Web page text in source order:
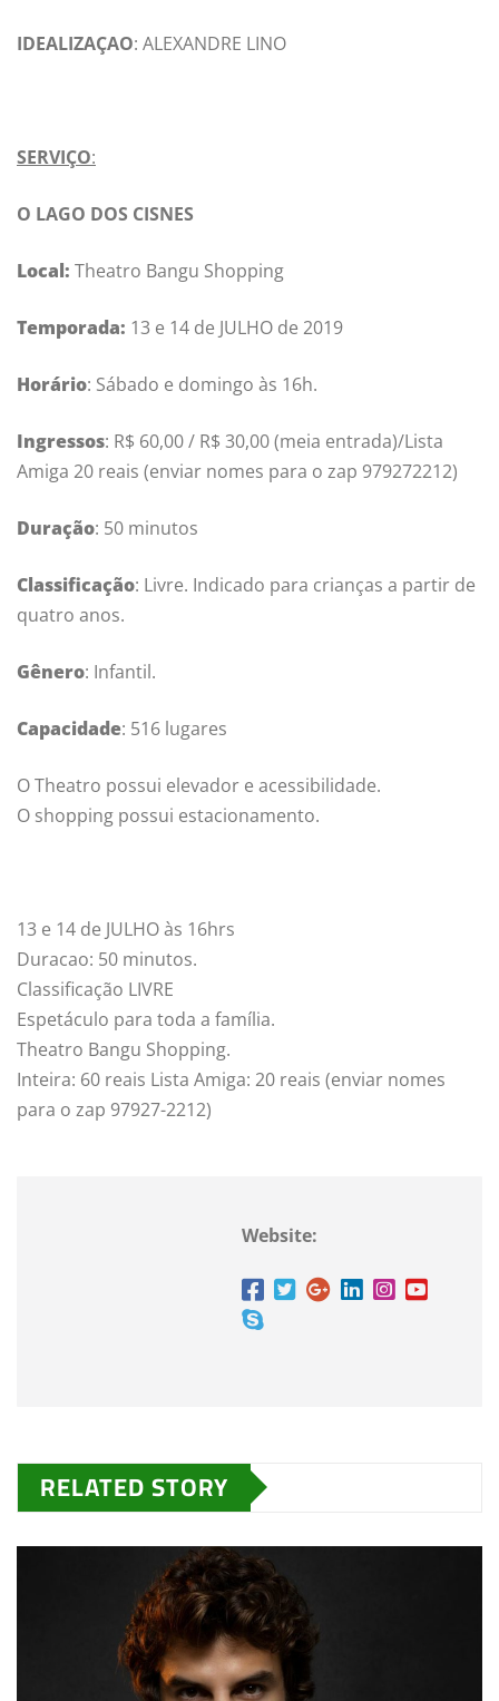
IDEALIZAÇAO: ALEXANDRE LINO
SERVIÇO:
O LAGO DOS CISNES
Local: Theatro Bangu Shopping
Temporada: 13 e 14 de JULHO de 2019
Horário: Sábado e domingo às 16h.
Ingressos: R$ 60,00 / R$ 30,00 (meia entrada)/Lista
Amiga 20 reais (enviar nomes para o zap 979272212)
Duração: 50 minutos
Classificação: Livre. Indicado para crianças a partir de
quatro anos.
Gênero: Infantil.
Capacidade: 516 lugares
O Theatro possui elevador e acessibilidade.
O shopping possui estacionamento.
13 e 14 de JULHO às 16hrs
Duracao: 50 minutos.
Classificação LIVRE
Espetáculo para toda a família.
Theatro Bangu Shopping.
Inteira: 60 reais Lista Amiga: 20 reais (enviar nomes
para o zap 97927-2212)
Website:
RELATED STORY